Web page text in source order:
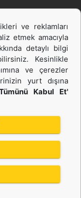
ve reklamları
etmek amacıyla
detaylı bilgi
Kesinlikle
ve çerezler
yurt dışına
Kabul Et'